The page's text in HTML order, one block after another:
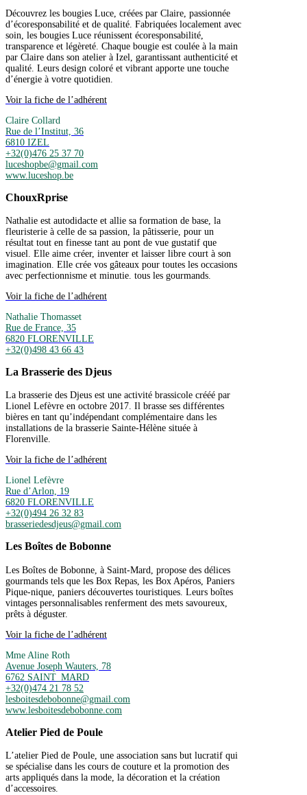
Découvrez les bougies Luce, créées par Claire, passionnée
d’écoresponsabilité et de qualité. Fabriquées localement avec
soin, les bougies Luce réunissent écoresponsabilité,
transparence et légèreté. Chaque bougie est coulée à la main
par Claire dans son atelier à Izel, garantissant authenticité et
qualité. Leurs design coloré et vibrant apporte une touche
d’énergie à votre quotidien.
Voir la fiche de l’adhérent
Claire Collard
Rue de l’Institut, 36
6810 IZEL
+32(0)476 25 37 70
luceshopbe@gmail.com
www.luceshop.be
ChouxRprise
Nathalie est autodidacte et allie sa formation de base, la
fleuristerie à celle de sa passion, la pâtisserie, pour un
résultat tout en finesse tant au pont de vue gustatif que
visuel. Elle aime créer, inventer et laisser libre court à son
imagination. Elle crée vos gâteaux pour toutes les occasions
avec perfectionnisme et minutie. tous les gourmands.
Voir la fiche de l’adhérent
Nathalie Thomasset
Rue de France, 35
6820 FLORENVILLE
+32(0)498 43 66 43
La Brasserie des Djeus
La brasserie des Djeus est une activité brassicole crééé par
Lionel Lefèvre en octobre 2017. Il brasse ses différentes
bières en tant qu’indépendant complémentaire dans les
installations de la brasserie Sainte-Hélène située à
Florenville.
Voir la fiche de l’adhérent
Lionel Lefèvre
Rue d’Arlon, 19
6820 FLORENVILLE
+32(0)494 26 32 83
brasseriedesdjeus@gmail.com
Les Boîtes de Bobonne
Les Boîtes de Bobonne, à Saint-Mard, propose des délices
gourmands tels que les Box Repas, les Box Apéros, Paniers
Pique-nique, paniers découvertes touristiques. Leurs boîtes
vintages personnalisables renferment des mets savoureux,
prêts à déguster.
Voir la fiche de l’adhérent
Mme Aline Roth
Avenue Joseph Wauters, 78
6762 SAINT_MARD
+32(0)474 21 78 52
lesboitesdebobonne@gmail.com
www.lesboitesdebobonne.com
Atelier Pied de Poule
L’atelier Pied de Poule, une association sans but lucratif qui
se spécialise dans les cours de couture et la promotion des
arts appliqués dans la mode, la décoration et la création
d’accessoires.